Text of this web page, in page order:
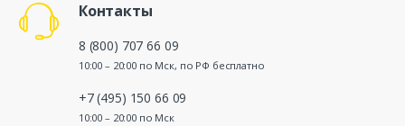
Контакты
8 (800) 707 66 09
10:00 – 20:00 по Мск, по РФ бесплатно
+7 (495) 150 66 09
10:00 – 20:00 по Мск